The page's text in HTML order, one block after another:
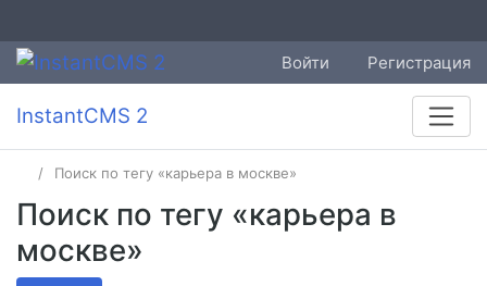
Войти Регистрация
InstantCMS 2
Поиск по тегу «карьера в москве»
Поиск по тегу «карьера в
москве»